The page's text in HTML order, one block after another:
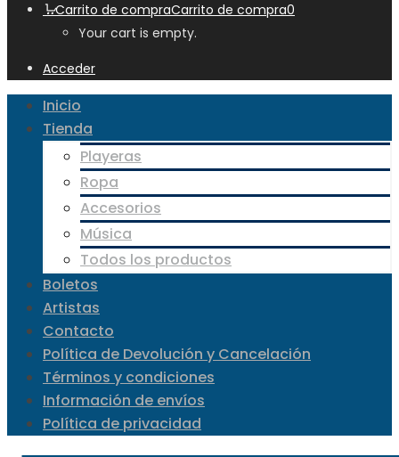
Carrito de compraCarrito de compra0
Your cart is empty.
Acceder
Inicio
Tienda
Playeras
Ropa
Accesorios
Música
Todos los productos
Boletos
Artistas
Contacto
Política de Devolución y Cancelación
Términos y condiciones
Información de envíos
Política de privacidad